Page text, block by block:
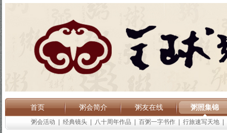
首页 粥会简介 粥友在线 粥照集锦
粥会活动 经典镜头 八十周年作品 百粥一字书作 行旅速写天地